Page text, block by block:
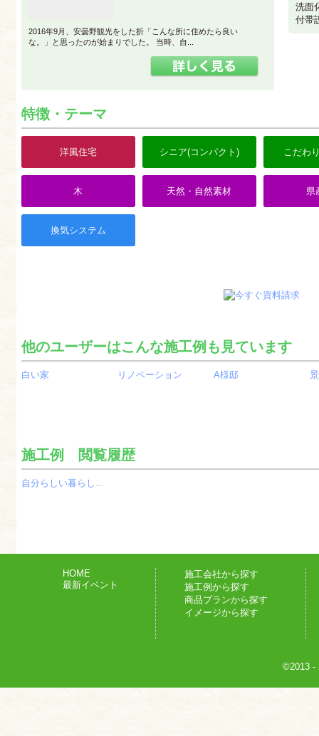
2016年9月、安曇野観光をした折「こんな所に住めたら良い
な。」と思ったのが始まりでした。 当時、自...
洗面
付帯
特徴・テーマ
洋風住宅 シニア(コンパクト) こだわ
木 天然・自然素材 県
換気システム
他のユーザーはこんな施工例も見ています
白い家 リノベーション A様邸
施工例 閲覧履歴
自分らしい暮らし...
HOME
最新イベント
施工会社から探す
施工例から探す
商品プランから探す
イメージから探す
©2013 -